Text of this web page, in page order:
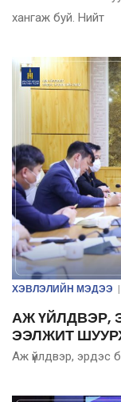
хангаж буй. Нийт
ХЭВЛЭЛИЙН МЭДЭЭ |
АЖ ҮЙЛДВЭР,
ЭЭЛЖИТ
Аж үйлдвэр, эрдэс